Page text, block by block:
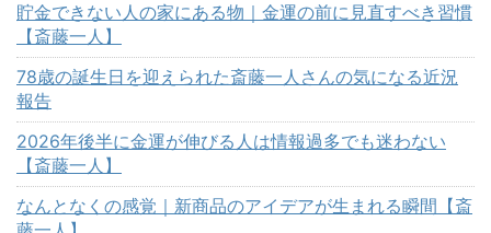
貯金できない人の家にある物｜金運の前に見直すべき習慣
【斎藤一人】
78歳の誕生日を迎えられた斎藤一人さんの気になる近況
報告
2026年後半に金運が伸びる人は情報過多でも迷わない
【斎藤一人】
なんとなくの感覚｜新商品のアイデアが生まれる瞬間【斎